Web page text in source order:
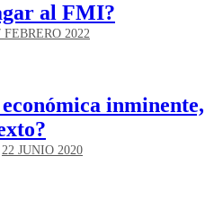
al FMI?
FEBRERO 2022
inminente,
22 JUNIO 2020